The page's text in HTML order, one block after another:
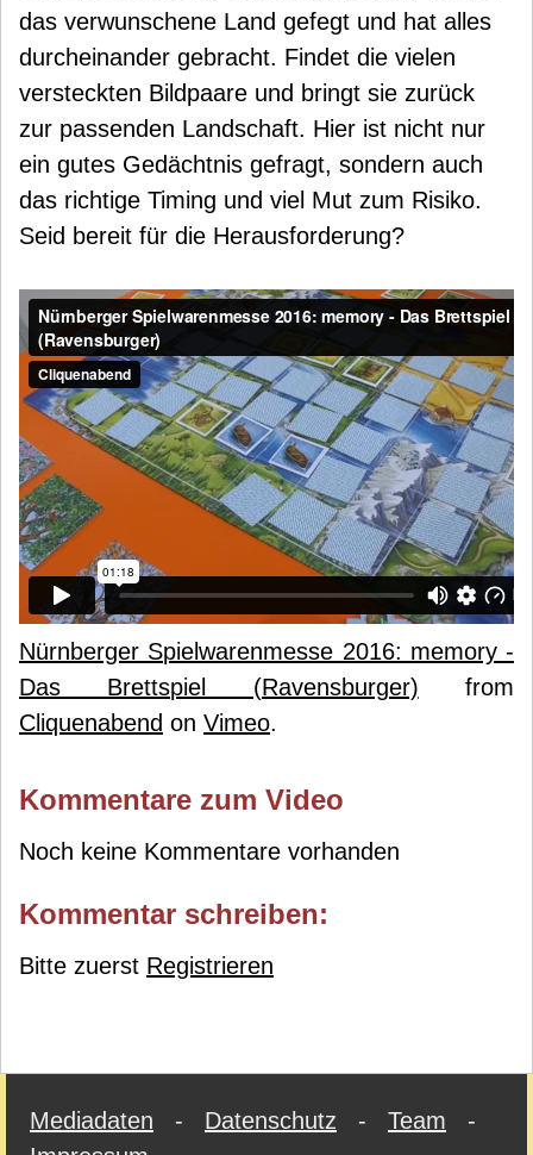
das verwunschene Land gefegt und hat alles
durcheinander gebracht. Findet die vielen
versteckten Bildpaare und bringt sie zurück
zur passenden Landschaft. Hier ist nicht nur
ein gutes Gedächtnis gefragt, sondern auch
das richtige Timing und viel Mut zum Risiko.
Seid bereit für die Herausforderung?
Nürnberger Spielwarenmesse 2016: memory -
Das Brettspiel (Ravensburger) from
Cliquenabend on Vimeo.
Kommentare zum Video
Noch keine Kommentare vorhanden
Kommentar schreiben:
Bitte zuerst Registrieren
Mediadaten - Datenschutz - Team -